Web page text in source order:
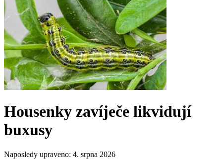
Housenky zavíječe likvidují
buxusy
Naposledy upraveno: 4. srpna 2026